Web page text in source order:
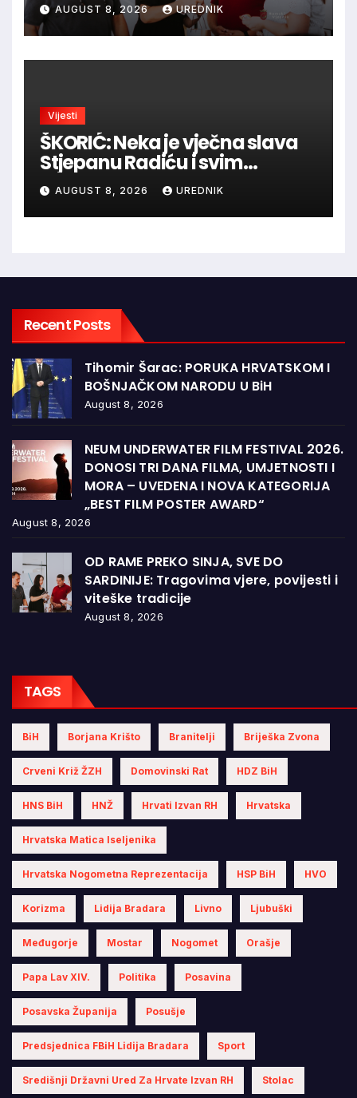
AUGUST 8, 2026 UREDNIK
Vijesti
ŠKORIĆ: Neka je vječna slava
Stjepanu Radiću i svim
hrvatskim velikanima, a
vječna zahvalnost hrvatskim
braniteljima
AUGUST 8, 2026 UREDNIK
Recent Posts
Tihomir Šarac: PORUKA HRVATSKOM I
BOŠNJAČKOM NARODU U BiH
August 8, 2026
NEUM UNDERWATER FILM FESTIVAL 2026.
DONOSI TRI DANA FILMA, UMJETNOSTI I
MORA – UVEDENA I NOVA KATEGORIJA
„BEST FILM POSTER AWARD“
August 8, 2026
OD RAME PREKO SINJA, SVE DO
SARDINIJE: Tragovima vjere, povijesti i
viteške tradicije
August 8, 2026
TAGS
BiH Borjana Krišto Branitelji Briješka Zvona
Crveni Križ ŽZH Domovinski Rat HDZ BiH
HNS BiH HNŽ Hrvati Izvan RH Hrvatska
Hrvatska Matica Iseljenika
Hrvatska Nogometna Reprezentacija HSP BiH HVO
Korizma Lidija Bradara Livno Ljubuški
Međugorje Mostar Nogomet Orašje
Papa Lav XIV. Politika Posavina
Posavska Županija Posušje
Predsjednica FBiH Lidija Bradara Sport
Središnji Državni Ured Za Hrvate Izvan RH Stolac